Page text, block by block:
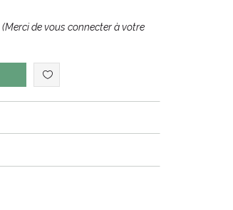
(Merci de vous connecter à votre